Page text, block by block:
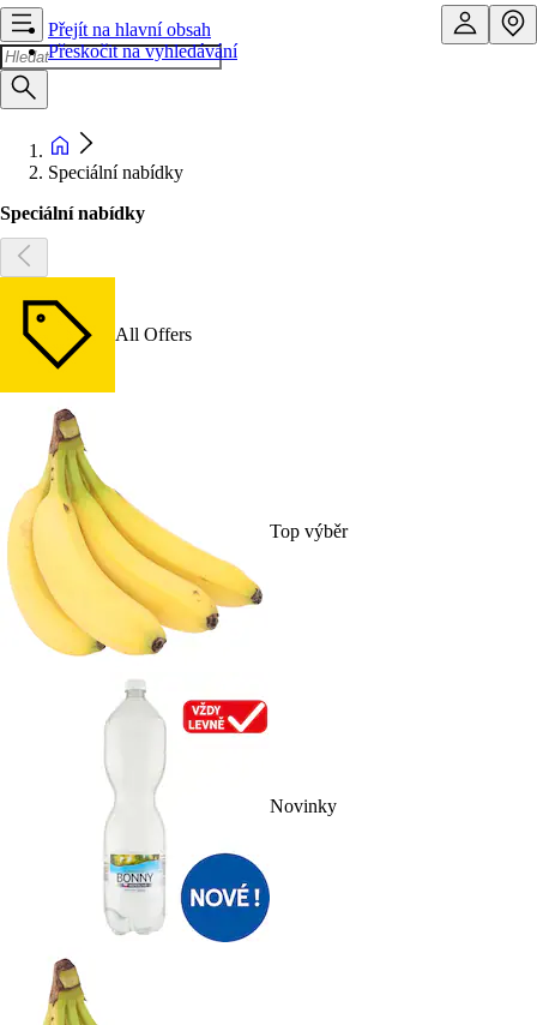
Přejít na hlavní obsah
Přeskočit na vyhledávání
Speciální nabídky
Speciální nabídky
All Offers
Top výběr
Novinky